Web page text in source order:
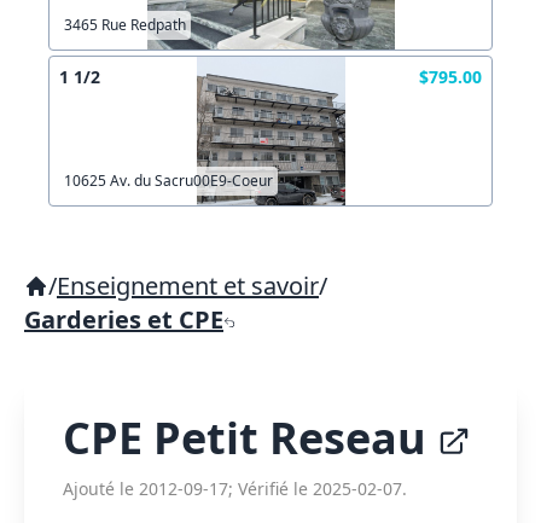
3465 Rue Redpath
1 1/2 $795.00
10625 Av. du Sacru00E9-Coeur
/Enseignement et savoir/
Garderies et CPE
CPE Petit Reseau
Ajouté le 2012-09-17; Vérifié le 2025-02-07.